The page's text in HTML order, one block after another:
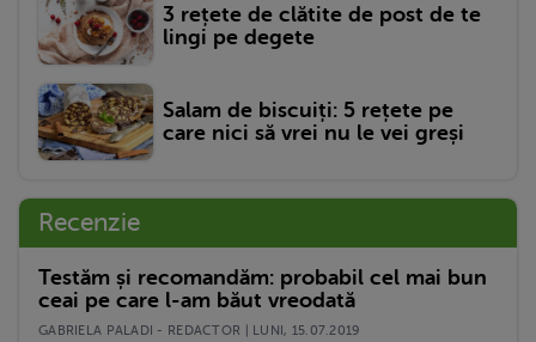
3 rețete de clătite de post de te
lingi pe degete
Salam de biscuiți: 5 rețete pe
care nici să vrei nu le vei greși
Recenzie
Testăm și recomandăm: probabil cel mai bun
ceai pe care l-am băut vreodată
GABRIELA PALADI - REDACTOR | LUNI, 15.07.2019